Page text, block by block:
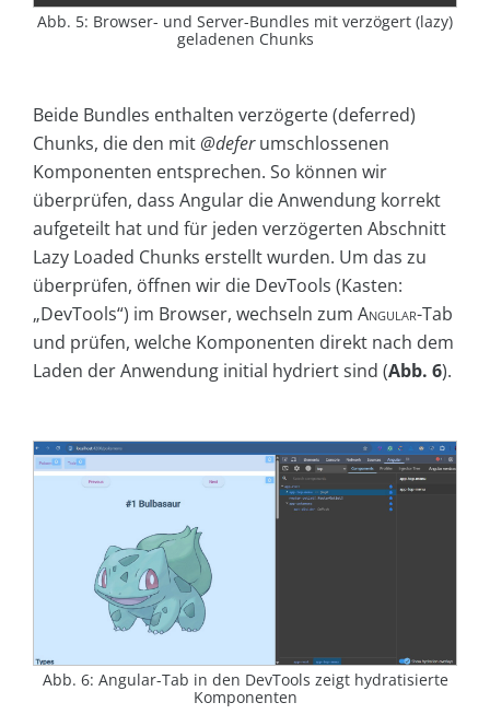
Abb. 5: Browser- und Server-Bundles mit verzögert (lazy)
geladenen Chunks
Beide Bundles enthalten verzögerte (deferred)
Chunks, die den mit@deferumschlossenen
Komponenten entsprechen. So können wir
überprüfen, dass Angular die Anwendung korrekt
aufgeteilt hat und für jeden verzögerten Abschnitt
Lazy Loaded Chunks erstellt wurden. Um das zu
überprüfen, öffnen wir die DevTools (Kasten:
„DevTools“) im Browser, wechseln zum Angular-Tab
und prüfen, welche Komponenten direkt nach dem
Laden der Anwendung initial hydriert sind (Abb. 6).
Abb. 6: Angular-Tab in den DevTools zeigt hydratisierte
Komponenten